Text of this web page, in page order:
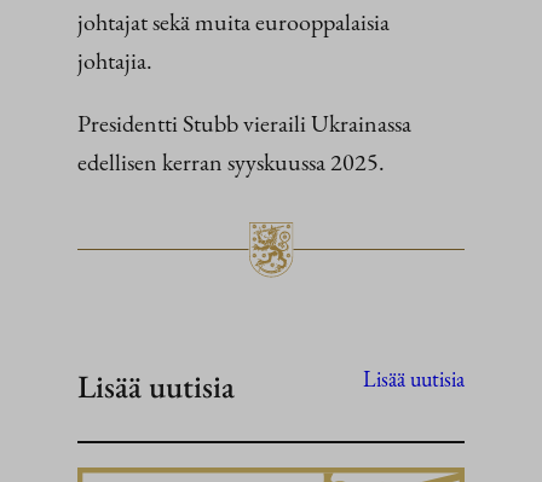
johtajat sekä muita eurooppalaisia
johtajia.
Presidentti Stubb vieraili Ukrainassa
edellisen kerran syyskuussa 2025.
Lisää uutisia Lisää uutisia